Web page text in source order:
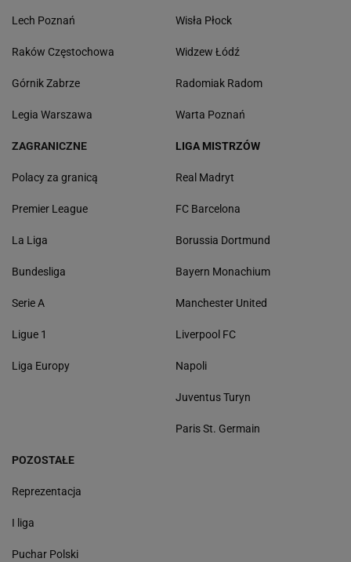
Lech Poznań
Raków Częstochowa
Górnik Zabrze
Legia Warszawa
Wisła Płock
Widzew Łódź
Radomiak Radom
Warta Poznań
ZAGRANICZNE
Polacy za granicą
Premier League
La Liga
Bundesliga
Serie A
Ligue 1
Liga Europy
LIGA MISTRZÓW
Real Madryt
FC Barcelona
Borussia Dortmund
Bayern Monachium
Manchester United
Liverpool FC
Napoli
Juventus Turyn
Paris St. Germain
POZOSTAŁE
Reprezentacja
I liga
Puchar Polski